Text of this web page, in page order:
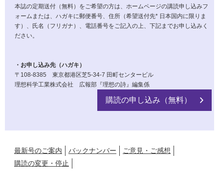
本誌の定期送付（無料）をご希望の方は、ホームページの講読申し込みフ
ォームまたは、ハガキに郵便番号、住所（希望送付先* 日本国内に限りま
す）、氏名（フリガナ）、電話番号をご記入の上、下記までお申し込みく
ださい。
・お申し込み先（ハガキ）
〒108-8385 東京都港区芝5-34-7 田町センタービル
理想科学工業株式会社 広報部『理想の詩』編集係
購読の申し込み（無料）
最新号のご案内 バックナンバー
ご意見・ご感想
購読の変更・停止